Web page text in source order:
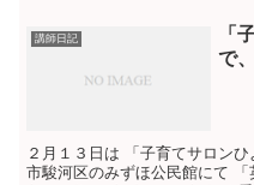
講師日記
「
で
２月１３日は 「子育てサロン
市駿河区のみずほ公民館にて